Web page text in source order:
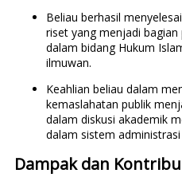
Beliau berhasil
riset yang menjadi
dalam bidang Hukum
ilmuwan.
Keahlian beliau dalam
kemaslahatan publik
dalam diskusi akademik
dalam sistem
Dampak dan